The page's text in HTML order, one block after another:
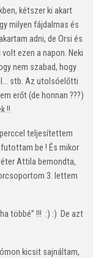
kétszer ki akart
milyen fájdalmas és
adni, de Orsi és
ezen a napon. Neki
nem szabad, hogy
stb. Az utolsóelőtti
erőt (de honnan ???)
!!
teljesítettem
be ! És mikor
Attila bemondta,
3. lettem
többé” !!! :) :) De azt
kicsit sajnáltam,